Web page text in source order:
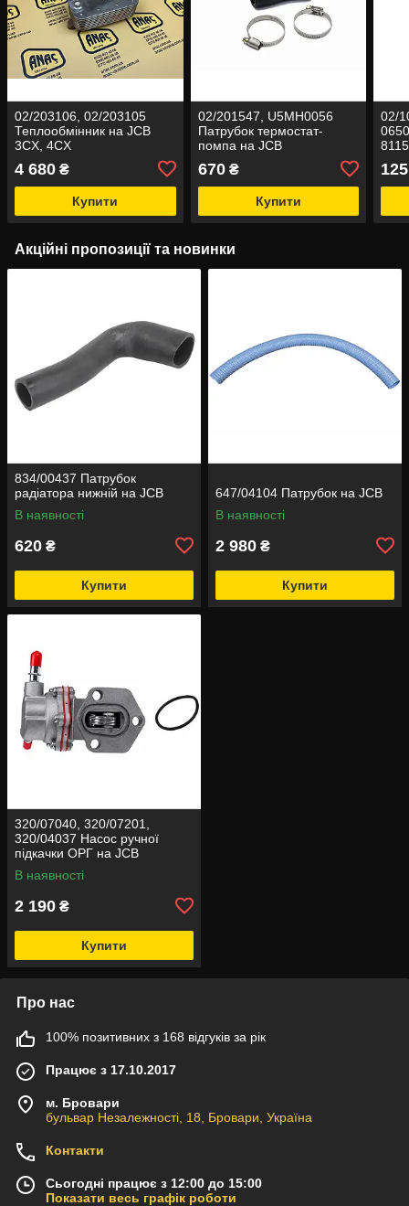
02/203106, 02/203105
Теплообмінник на JCB
3CX, 4CX
4 680 ₴
Купити
02/201547, U5MH0056
Патрубок термостат-
помпа на JCB
670₴
Купити
02/
125
Акційні пропозиції та новинки
834/00437 Патрубок
радіатора нижній на JCB
В наявності
620 ₴
Купити
647/04104 Патрубок на JCB
В наявності
2 980 ₴
Купити
320/07040, 320/07201,
320/04037 Насос ручної
підкачки ОРГ на JCB
В наявності
2 190 ₴
Купити
Про нас
100% позитивних з 168 відгуків за рік
Працює з 17.10.2017
м. Бровари
бульвар Незалежності, 18, Бровари, Україна
Контакти
Сьогодні працює з 12:00 до 15:00
Показати весь графік роботи